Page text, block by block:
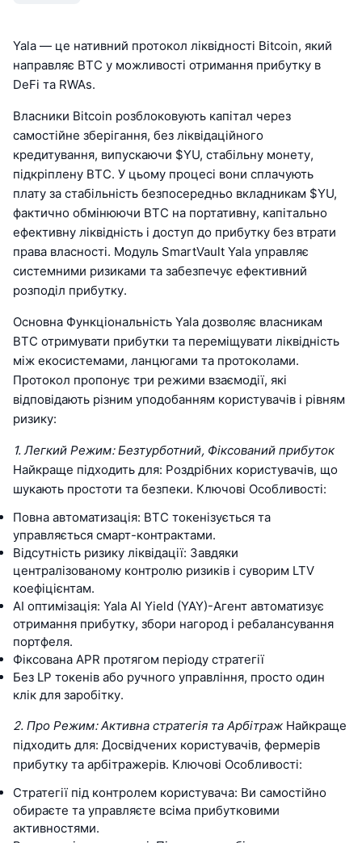
Yala — це нативний протокол ліквідності Bitcoin, який
направляє BTC у можливості отримання прибутку в
DeFi та RWAs.
Власники Bitcoin розблоковують капітал через
самостійне зберігання, без ліквідаційного
кредитування, випускаючи $YU, стабільну монету,
підкріплену BTC. У цьому процесі вони сплачують
плату за стабільність безпосередньо вкладникам $YU,
фактично обмінюючи BTC на портативну, капітально
ефективну ліквідність і доступ до прибутку без втрати
права власності. Модуль SmartVault Yala управляє
системними ризиками та забезпечує ефективний
розподіл прибутку.
Основна Функціональність Yala дозволяє власникам
BTC отримувати прибутки та переміщувати ліквідність
між екосистемами, ланцюгами та протоколами.
Протокол пропонує три режими взаємодії, які
відповідають різним уподобанням користувачів і рівням
ризику:
1. Легкий Режим: Безтурботний, Фіксований прибуток
Найкраще підходить для: Роздрібних користувачів, що
шукають простоти та безпеки. Ключові Особливості:
Повна автоматизація: BTC токенізується та
управляється смарт-контрактами.
Відсутність ризику ліквідації: Завдяки
централізованому контролю ризиків і суворим LTV
коефіцієнтам.
AI оптимізація: Yala AI Yield (YAY)-Агент автоматизує
отримання прибутку, збори нагород і ребалансування
портфеля.
Фіксована APR протягом періоду стратегії
Без LP токенів або ручного управління, просто один
клік для заробітку.
2. Про Режим: Активна стратегія та Арбітраж Найкраще
підходить для: Досвідчених користувачів, фермерів
прибутку та арбітражерів. Ключові Особливості:
Стратегії під контролем користувача: Ви самостійно
обираєте та управляєте всіма прибутковими
активностями.